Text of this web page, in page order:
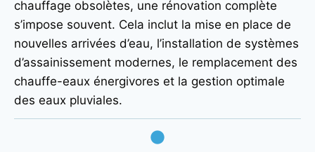
chauffage obsolètes, une rénovation complète
s’impose souvent. Cela inclut la mise en place de
nouvelles arrivées d’eau, l’installation de systèmes
d’assainissement modernes, le remplacement des
chauffe-eaux énergivores et la gestion optimale
des eaux pluviales.